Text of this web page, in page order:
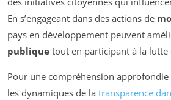
En s’engageant dans des actions de
pays en développement peuvent
publique tout en participant à la lutte
Pour une compréhension
les dynamiques de la transparence